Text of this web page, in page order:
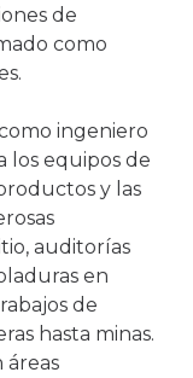
de
como
ingeniero
los equipos de
y las
auditorías
en
de
hasta minas.
áreas